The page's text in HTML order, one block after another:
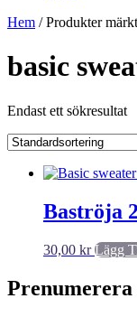
Hem / Produkter
basic
Endast ett sökresultat
Baströja
30,00 kr Lägg